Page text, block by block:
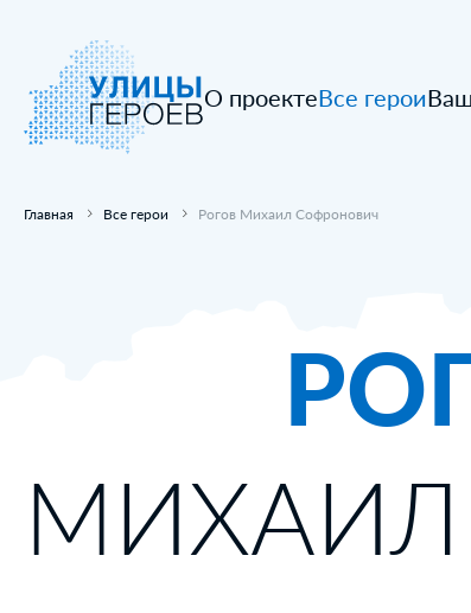
О проектеВсе герои
Главная Все герои Рогов Михаил Софронович